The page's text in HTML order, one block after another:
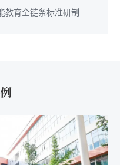
教育全链条标准研制